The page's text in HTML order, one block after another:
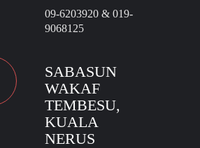
09-6203920 & 019-
9068125
SABASUN
WAKAF
TEMBESU,
KUALA
NERUS